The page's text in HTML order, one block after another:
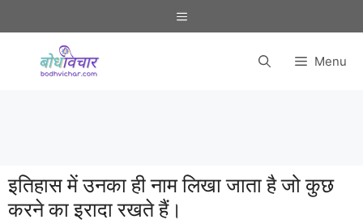
to
Menu
Menu
इतिहास में उनका ही नाम लिखा जाता है जो कुछ
करने का इरादा रखते हैं।